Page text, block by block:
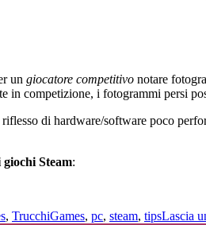
un giocatore competitivo notare
in competizione, i fotogrammi persi
di hardware/software poco
Steam:
, TrucchiTag
Games, pc, steam, tipsLascia